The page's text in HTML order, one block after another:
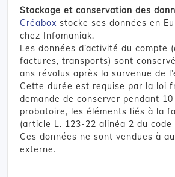
Stockage et conservation des
Créabox stocke ses données en
chez Infomaniak.
Les données d’activité du compte
factures, transports) sont
ans révolus après la survenue de
Cette durée est requise par la loi
demande de conserver pendant
probatoire, les éléments liés à la
(article L. 123-22 alinéa 2 du code
Ces données ne sont vendues à
externe.